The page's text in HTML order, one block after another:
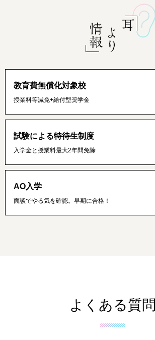
教育費無償化対象校
授業料等減免+給付型奨学金
試験による特待生制度
入学金と授業料最大2年間免除
AO入学
面談でやる気を確認。早期に合格！
よくある質問